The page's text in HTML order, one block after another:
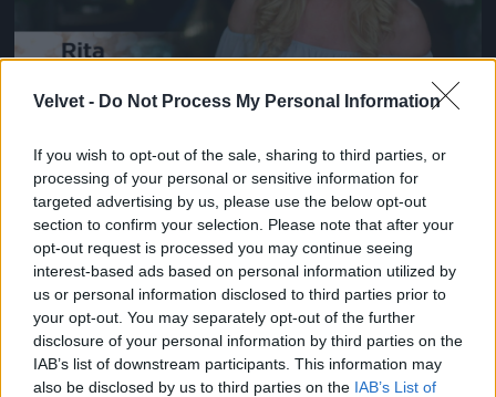
Velvet - Do Not Process My Personal Information
If you wish to opt-out of the sale, sharing to third parties, or
processing of your personal or sensitive information for
targeted advertising by us, please use the below opt-out
section to confirm your selection. Please note that after your
opt-out request is processed you may continue seeing
interest-based ads based on personal information utilized by
us or personal information disclosed to third parties prior to
your opt-out. You may separately opt-out of the further
disclosure of your personal information by third parties on the
IAB’s list of downstream participants. This information may
also be disclosed by us to third parties on the IAB’s List of
Jön még kép!